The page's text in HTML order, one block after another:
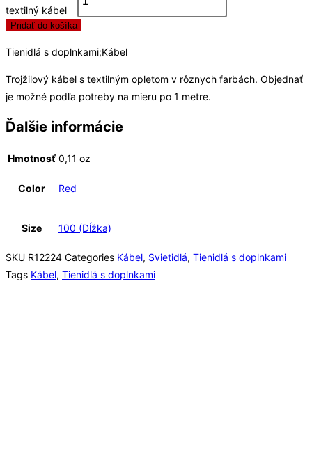
textilný kábel
červená
Pridať do košíka
Tienidlá s doplnkami;Kábel
Trojžilový kábel s textilným opletom v rôznych farbách. Objednať
je možné podľa potreby na mieru po 1 metre.
Ďalšie informácie
Hmotnosť 0,11 oz
Color Red
Size 100 (Dĺžka)
SKU R12224 Categories Kábel, Svietidlá, Tienidlá s doplnkami
Tags Kábel, Tienidlá s doplnkami